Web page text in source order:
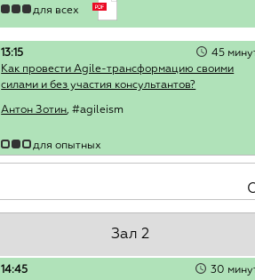
для всех
13:15
45
Как провести Agile-трансформацию своими
силами и без участия консультантов?
Антон Зотин, #agileism
для опытных
Зал 2
14:45
30